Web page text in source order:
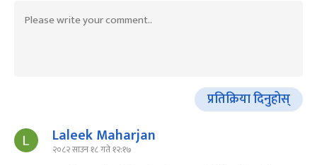
प्रतिक्रिया दिनुहोस्
Laleek Maharjan
२०८२ साउन १८ गते १२:१७